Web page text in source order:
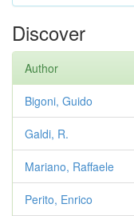
Discover
Author
Bigoni, Guido
Galdi, R.
Mariano, Raffaele
Perito, Enrico